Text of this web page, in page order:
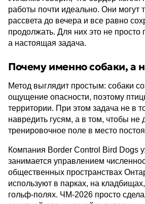
работы почти идеально. Они могут
рассвета до вечера и все равно
продолжать. Для них это не просто
а настоящая задача.
Почему именно собаки, а
Метод выглядит простым: собаки
ощущение опасности, поэтому
территории. При этом задача не в
навредить гусям, а в том, чтобы не
тренировочное поле в место
Компания Border Control Bird Dogs
занимается управлением
общественных пространствах
используют в парках, на
гольф-полях. ЧМ-2026 просто